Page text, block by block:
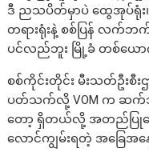
ဒီ ညသပိတ်မှာပဲ ထွေအုပ်ရုံး၊
တရားရုံးနဲ့ စစ်ပြန် လက်
ပင်လည်ဘူး မြို့ခံ တစ်ယော
စစ်ကိုင်းတိုင်း မီးသတ်ဦးစီး
ပတ်သက်လို့ VOM က ဆက်သွ
တော့ ရှိတယ်လို့ အတည်ပြုပ
လောင်ကျွမ်းရတဲ့ အခြေအန